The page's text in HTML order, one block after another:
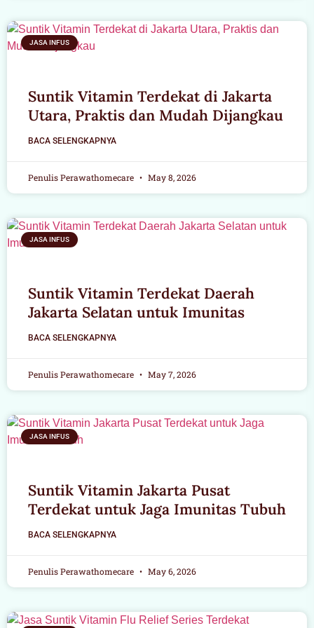
JASA INFUS
Suntik Vitamin Terdekat di Jakarta
Utara, Praktis dan Mudah Dijangkau
BACA SELENGKAPNYA
Penulis Perawathomecare May 8, 2026
JASA INFUS
Suntik Vitamin Terdekat Daerah
Jakarta Selatan untuk Imunitas
BACA SELENGKAPNYA
Penulis Perawathomecare May 7, 2026
JASA INFUS
Suntik Vitamin Jakarta Pusat
Terdekat untuk Jaga Imunitas Tubuh
BACA SELENGKAPNYA
Penulis Perawathomecare May 6, 2026